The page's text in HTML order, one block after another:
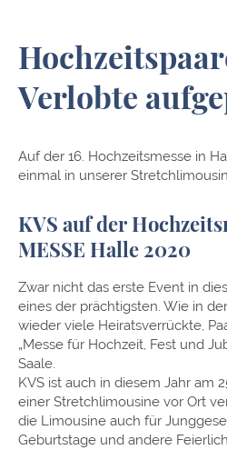
Verlobte
Auf der 16. Hochzeitsmesse in
einmal in unserer
KVS auf der
MESSE Halle 2020
Zwar nicht das erste Event in
eines der prächtigsten. Wie in
wieder viele Heiratsverrückte,
„Messe für Hochzeit, Fest und
Saale.
KVS ist auch in diesem Jahr am
einer Stretchlimousine vor Ort
die Limousine auch für
Geburtstage und andere